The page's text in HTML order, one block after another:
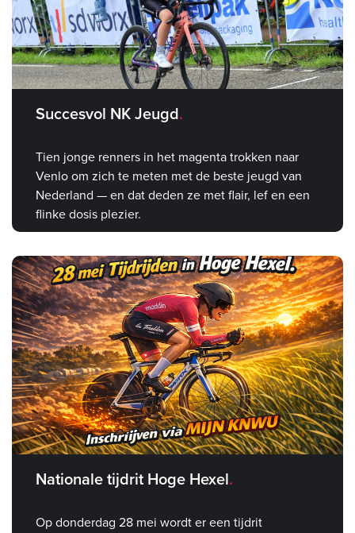
Succesvol NK Jeugd
Tien jonge renners in het magenta trokken naar
Venlo om zich te meten met de beste jeugd van
Nederland — en dat deden ze met flair, lef en een
flinke dosis plezier.
Nationale tijdrit Hoge Hexel
Op donderdag 28 mei wordt er een tijdrit